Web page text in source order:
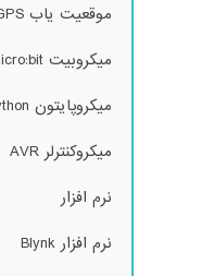
موقعیت یاب GPS
میکروبیت micro:bit
میکروپایتون Micropython
میکروکنترلر AVR
نرم افزار
نرم افزار Blynk